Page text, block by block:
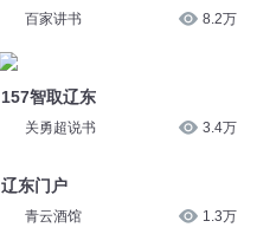
百家讲书 8.2万
157智取辽东
关勇超说书 3.4万
辽东门户
青云酒馆 1.3万